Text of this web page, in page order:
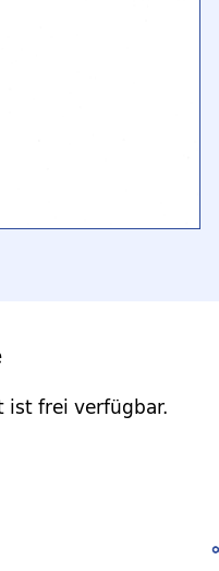
ist frei verfügbar.